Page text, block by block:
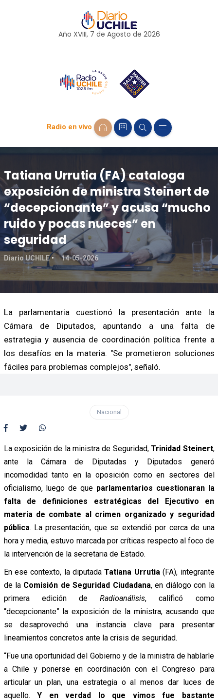
Año XVIII, 7 de Agosto de 2026
Radio en vivo
Tatiana Urrutia (FA) cataloga
exposición de ministra Steinert de
“decepcionante” y acusa “mucho
ruido y pocas nueces” en
seguridad
Diario UCHILE 14-05-2026
La parlamentaria cuestionó la presentación ante la
Cámara de Diputados, apuntando a una falta de
estrategia y ausencia de coordinación política frente a
los desafíos en la materia. "Se prometieron soluciones
fáciles para problemas complejos", señaló.
Nacional
La exposición de la ministra de Seguridad,Trinidad Steinert,
ante la Cámara de Diputadas y Diputados generó
incomodidad tanto en la oposición como en sectores del
oficialismo, luego de que parlamentarios cuestionaran la
falta de definiciones estratégicas del Ejecutivo en
materia de combate al crimen organizado y seguridad
pública. La presentación, que se extendió por cerca de una
hora y media, estuvo marcada por críticas respecto al foco de
la intervención de la secretaria de Estado.
En ese contexto, la diputadaTatiana Urrutia (FA), integrante
de la Comisión de Seguridad Ciudadana, en diálogo con la
primera edición deRadioanálisis, calificó como
“decepcionante” la exposición de la ministra, acusando que
se desaprovechó una instancia clave para presentar
lineamientos concretos ante la crisis de seguridad.
“Fue una oportunidad del Gobierno y de la ministra de hablarle
a Chile y ponerse en coordinación con el Congreso para
articular un plan, una estrategia o al menos dar luces de
aquello. Y en verdad lo que vimos fue bastante